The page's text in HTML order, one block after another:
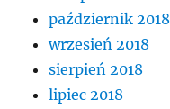
październik 2018
wrzesień 2018
sierpień 2018
lipiec 2018